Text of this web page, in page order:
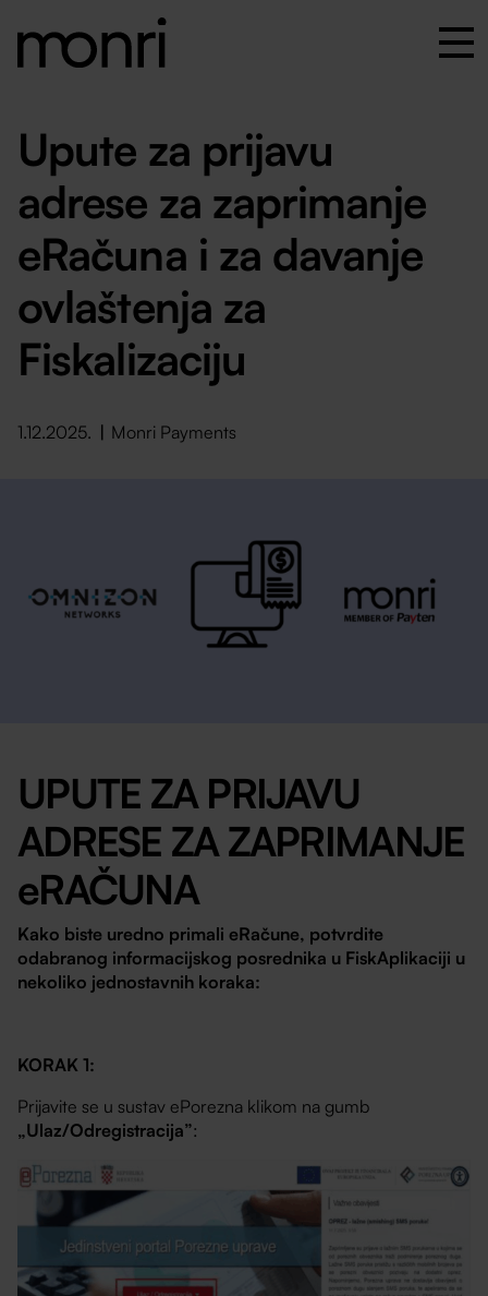
Upute za prijavu
adrese za zaprimanje
eRačuna i za davanje
ovlaštenja za
Fiskalizaciju
1.12.2025. Monri Payments
UPUTE ZA PRIJAVU
ADRESE ZA ZAPRIMANJE
eRAČUNA
Kako biste uredno primali eRačune, potvrdite
odabranog informacijskog posrednika u FiskAplikaciji u
nekoliko jednostavnih koraka:
KORAK 1:
Prijavite se u sustav ePorezna klikom na gumb
„Ulaz/Odregistracija”: